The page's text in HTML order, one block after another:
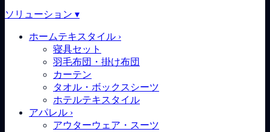
ソリューション ▾
ホームテキスタイル ›
寝具セット
羽毛布団・掛け布団
カーテン
タオル・ボックスシーツ
ホテルテキスタイル
アパレル ›
アウターウェア・スーツ